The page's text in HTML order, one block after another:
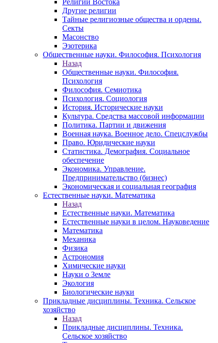
Религии Востока
Другие религии
Тайные религиозные общества и ордены.
Секты
Масонство
Эзотерика
Общественные науки. Философия. Психология
Назад
Общественные науки. Философия.
Психология
Философия. Семиотика
Психология. Социология
История. Исторические науки
Культура. Средства массовой информации
Политика. Партии и движения
Военная наука. Военное дело. Спецслужбы
Право. Юридические науки
Статистика. Демография. Социальное
обеспечение
Экономика. Управление.
Предпринимательство (бизнес)
Экономическая и социальная география
Естественные науки. Математика
Назад
Естественные науки. Математика
Естественные науки в целом. Науковедение
Математика
Механика
Физика
Астрономия
Химические науки
Науки о Земле
Экология
Биологические науки
Прикладные дисциплины. Техника. Сельское
хозяйство
Назад
Прикладные дисциплины. Техника.
Сельское хозяйство